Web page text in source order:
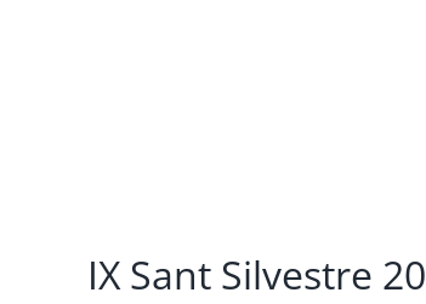
IX Sant Silvestre